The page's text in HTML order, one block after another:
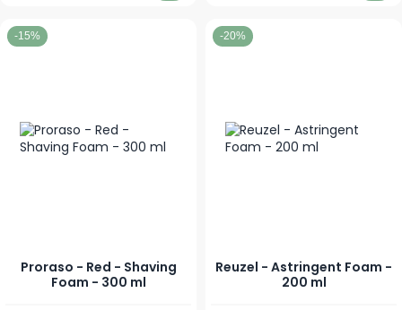
-15%
Proraso - Red - Shaving
Foam - 300 ml
-20%
Reuzel - Astringent Foam -
200 ml